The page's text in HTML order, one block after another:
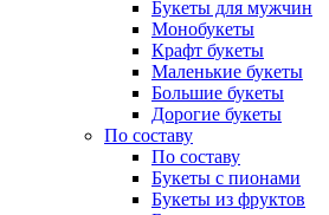
Букеты для мужчин
Монобукеты
Крафт букеты
Маленькие букеты
Большие букеты
Дорогие букеты
По составу
По составу
Букеты с пионами
Букеты из фруктов